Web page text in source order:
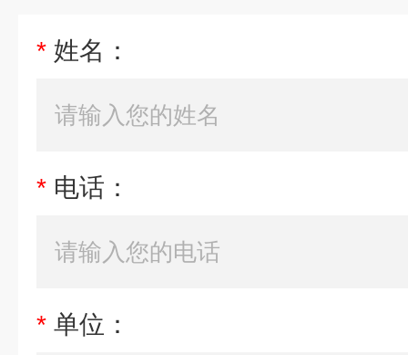
* 姓名：
* 电话：
* 单位：